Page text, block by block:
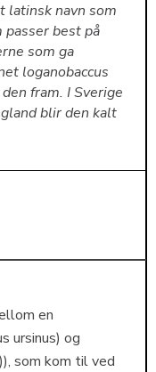
latinsk navn som
best på
som ga
loganobaccus
fram. I Sverige
blir den kalt
en
ursinus) og
som kom til ved